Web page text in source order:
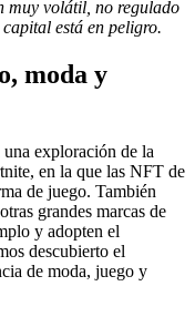
muy volátil, no regulado
está en peligro.
moda y
exploración de la
en la que las NFT de
de juego. También
grandes marcas de
y adopten el
descubierto el
de moda, juego y